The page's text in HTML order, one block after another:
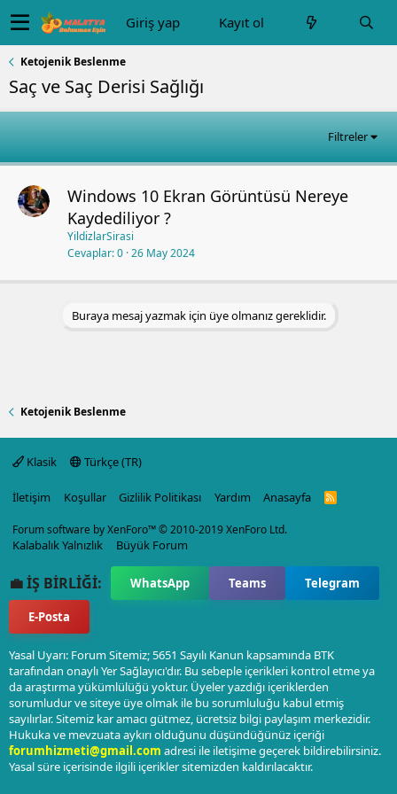
Giriş yap Kayıt ol
Ketojenik Beslenme
Saç ve Saç Derisi Sağlığı
Filtreler
Windows 10 Ekran Görüntüsü Nereye
Kaydediliyor ?
YildizlarSirasi
Cevaplar 0 26 May 2024
Buraya mesaj yazmak için üye olmanız gereklidir.
Ketojenik Beslenme
Klasik Türkçe (TR)
İletişim Koşullar Gizlilik Politikası Yardım Anasayfa
R
Forum software by XenForo™© 2010-2019 XenForo Ltd.
Kalabalık Yalnızlık Büyük Forum
💼 İŞ BİRLİĞİ: WhatsApp Teams Telegram
E-Posta
Yasal Uyarı: Forum Sitemiz; 5651 Sayılı Kanun kapsamında BTK
tarafından onaylı Yer Sağlayıcı'dır. Bu sebeple içerikleri kontrol etme ya
da araştırma yükümlülüğü yoktur. Üyeler yazdığı içeriklerden
sorumludur ve siteye üye olmak ile bu sorumluluğu kabul etmiş
sayılırlar. Sitemiz kar amacı gütmez, ücretsiz bilgi paylaşım merkezidir.
Hukuka ve mevzuata aykırı olduğunu düşündüğünüz içeriği
forumhizmeti@gmail.com adresi ile iletişime geçerek bildirebilirsiniz.
Yasal süre içerisinde ilgili içerikler sitemizden kaldırılacaktır.